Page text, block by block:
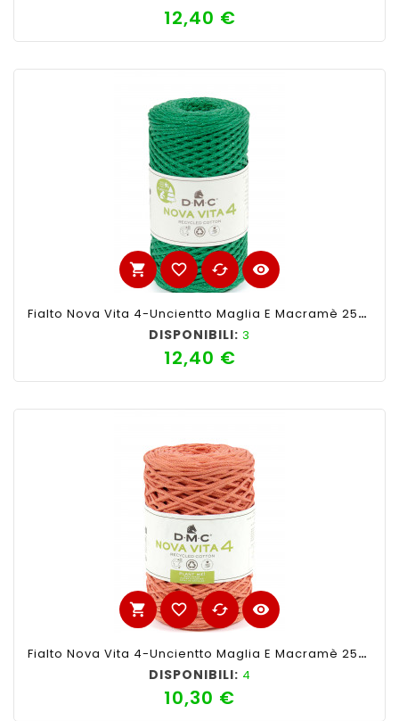
12,40 €Prezzo
shopping_cart favorite_border cached visibility
Fialto Nova Vita 4-Uncientto Maglia E Macramè 250gr 200mt-Ferri Consigliati N°4 -Colore Verde Lurex Verde
DISPONIBILI: 3
12,40 €Prezzo
shopping_cart favorite_border cached visibility
Fialto Nova Vita 4-Uncientto Maglia E Macramè 250gr 200mt-Ferri Consigliati N°4-Colore Arancio
DISPONIBILI: 4
10,30 €